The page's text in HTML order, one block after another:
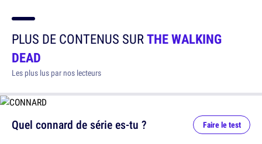
PLUS DE CONTENUS SURTHE WALKING
DEAD
Les plus lus par nos lecteurs
Quel connard de série es-tu ? Faire le test